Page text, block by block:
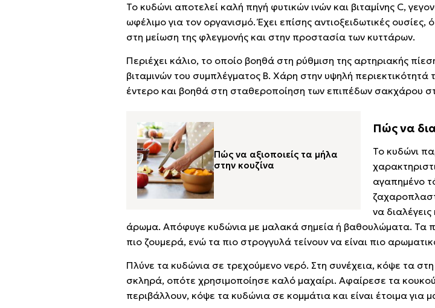
Το κυδώνι αποτελεί καλή πηγή φυτικών ινών και βιταμίνης C,
ωφέλιμο για τον οργανισμό. Έχει επίσης αντιοξειδωτικές
στη μείωση της φλεγμονής και στην προστασία των κυττάρων.
Περιέχει κάλιο, το οποίο βοηθά στη ρύθμιση της αρτηριακής
βιταμινών του συμπλέγματος Β. Χάρη στην υψηλή περιεκτικότητά
έντερο και βοηθά στη σταθεροποίηση των επιπέδων σακχάρου
Πώς να αξιοποιείς τα μήλα
στην κουζίνα
Πώς να
Το κυδώνι
αγαπημένο
να
άρωμα. Απόφυγε κυδώνια με μαλακά σημεία ή βαθουλώματα. Τα
πιο ζουμερά, ενώ τα πιο στρογγυλά τείνουν να είναι πιο
Πλύνε τα κυδώνια σε τρεχούμενο νερό. Στη συνέχεια, κόψε τα
σκληρά, οπότε χρησιμοποίησε καλό μαχαίρι. Αφαίρεσε τα
περιβάλλουν, κόψε τα κυδώνια σε κομμάτια και είναι έτοιμα για